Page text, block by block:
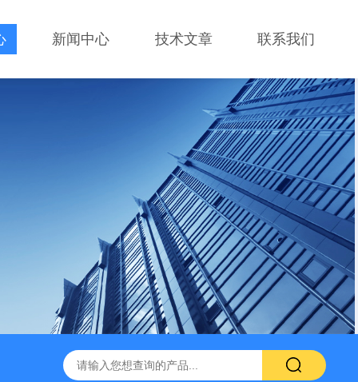
新闻中心 技术文章 联系我们
烟尘烟气分析仪 便携式高精准法国进口品牌